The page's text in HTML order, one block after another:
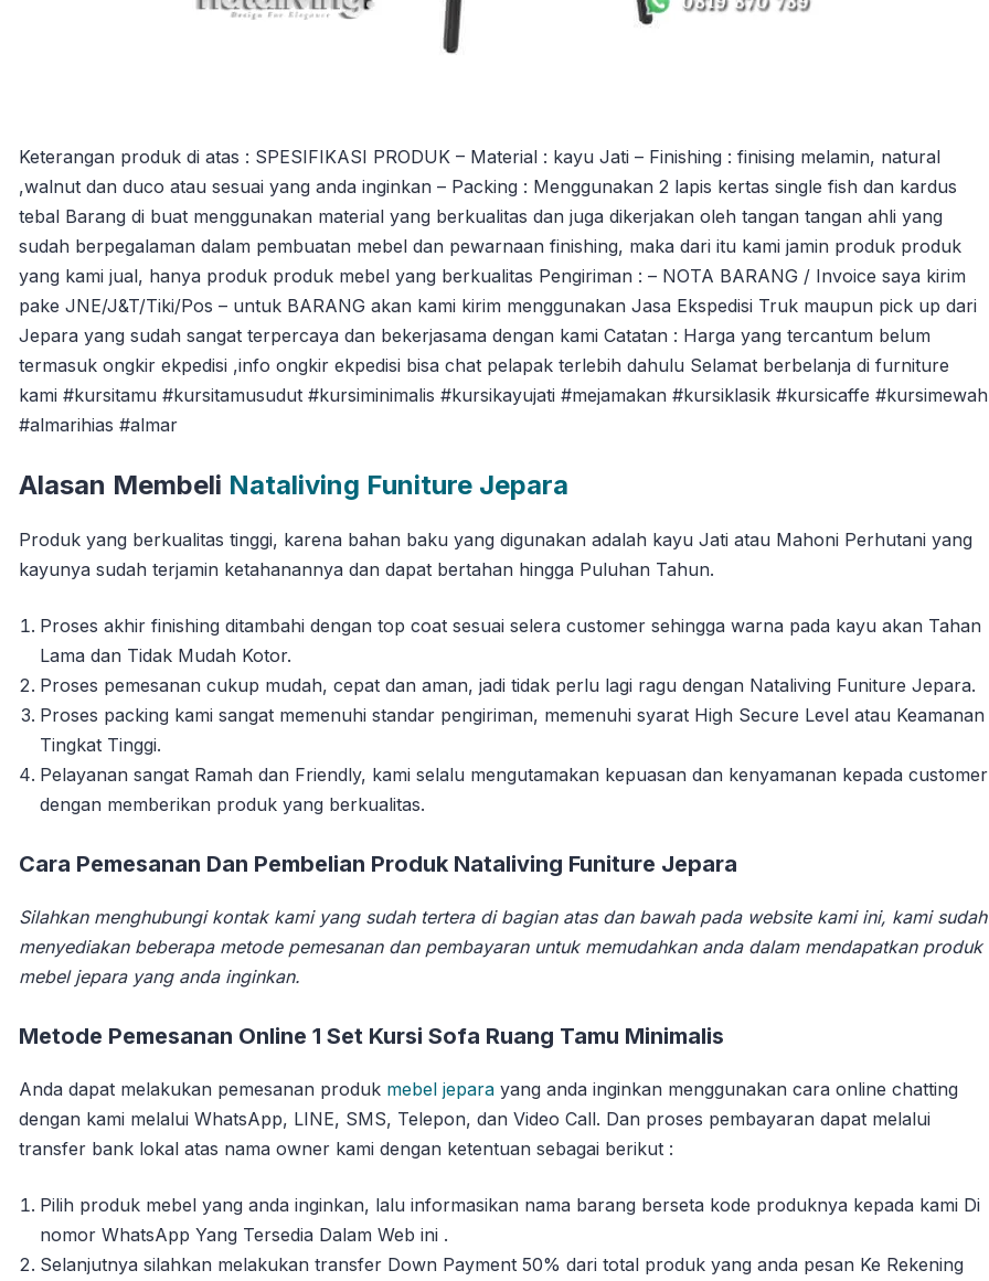
Keterangan produk di atas : SPESIFIKASI PRODUK – Material : kayu Jati – Finishing : finising melamin, natural
,walnut dan duco atau sesuai yang anda inginkan – Packing : Menggunakan 2 lapis kertas single fish dan kardus
tebal Barang di buat menggunakan material yang berkualitas dan juga dikerjakan oleh tangan tangan ahli yang
sudah berpegalaman dalam pembuatan mebel dan pewarnaan finishing, maka dari itu kami jamin produk produk
yang kami jual, hanya produk produk mebel yang berkualitas Pengiriman : – NOTA BARANG / Invoice saya kirim
pake JNE/J&T/Tiki/Pos – untuk BARANG akan kami kirim menggunakan Jasa Ekspedisi Truk maupun pick up dari
Jepara yang sudah sangat terpercaya dan bekerjasama dengan kami Catatan : Harga yang tercantum belum
termasuk ongkir ekpedisi ,info ongkir ekpedisi bisa chat pelapak terlebih dahulu Selamat berbelanja di furniture
kami #kursitamu #kursitamusudut #kursiminimalis #kursikayujati #mejamakan #kursiklasik #kursicaffe #kursimewah
#almarihias #almar
Alasan Membeli Nataliving Funiture Jepara
Produk yang berkualitas tinggi, karena bahan baku yang digunakan adalah kayu Jati atau Mahoni Perhutani yang
kayunya sudah terjamin ketahanannya dan dapat bertahan hingga Puluhan Tahun.
Proses akhir finishing ditambahi dengan top coat sesuai selera customer sehingga warna pada kayu akan Tahan
Lama dan Tidak Mudah Kotor.
Proses pemesanan cukup mudah, cepat dan aman, jadi tidak perlu lagi ragu dengan Nataliving Funiture Jepara.
Proses packing kami sangat memenuhi standar pengiriman, memenuhi syarat High Secure Level atau Keamanan
Tingkat Tinggi.
Pelayanan sangat Ramah dan Friendly, kami selalu mengutamakan kepuasan dan kenyamanan kepada customer
dengan memberikan produk yang berkualitas.
Cara Pemesanan Dan Pembelian Produk Nataliving Funiture Jepara
Silahkan menghubungi kontak kami yang sudah tertera di bagian atas dan bawah pada website kami ini, kami sudah
menyediakan beberapa metode pemesanan dan pembayaran untuk memudahkan anda dalam mendapatkan produk
mebel jepara yang anda inginkan.
Metode Pemesanan Online 1 Set Kursi Sofa Ruang Tamu Minimalis
Anda dapat melakukan pemesanan produk mebel jepara yang anda inginkan menggunakan cara online chatting
dengan kami melalui WhatsApp, LINE, SMS, Telepon, dan Video Call. Dan proses pembayaran dapat melalui
transfer bank lokal atas nama owner kami dengan ketentuan sebagai berikut :
Pilih produk mebel yang anda inginkan, lalu informasikan nama barang berseta kode produknya kepada kami Di
nomor WhatsApp Yang Tersedia Dalam Web ini .
Selanjutnya silahkan melakukan transfer Down Payment 50% dari total produk yang anda pesan Ke Rekening